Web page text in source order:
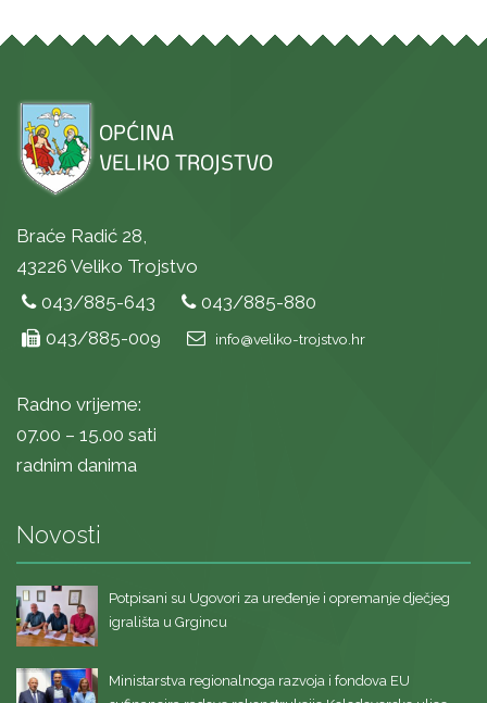
Braće Radić 28,
43226 Veliko Trojstvo
043/885-643
043/885-880
043/885-009
info@veliko-trojstvo.hr
Radno vrijeme:
07.00 – 15.00 sati
radnim danima
Novosti
Potpisani su Ugovori za uređenje i opremanje dječjeg
igrališta u Grgincu
Ministarstva regionalnoga razvoja i fondova EU